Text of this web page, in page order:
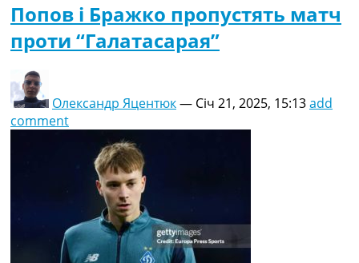
Попов і Бражко пропустять матч
проти “Галатасарая”
Олександр Яцентюк— Січ 21, 2025, 15:13add
comment